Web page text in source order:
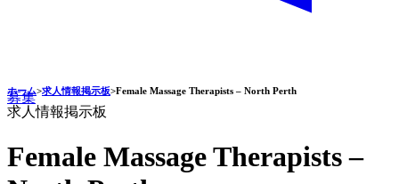
募集
ホーム>求人情報掲示板>Female Massage Therapists – North Perth
求人情報掲示板
Female Massage Therapists –